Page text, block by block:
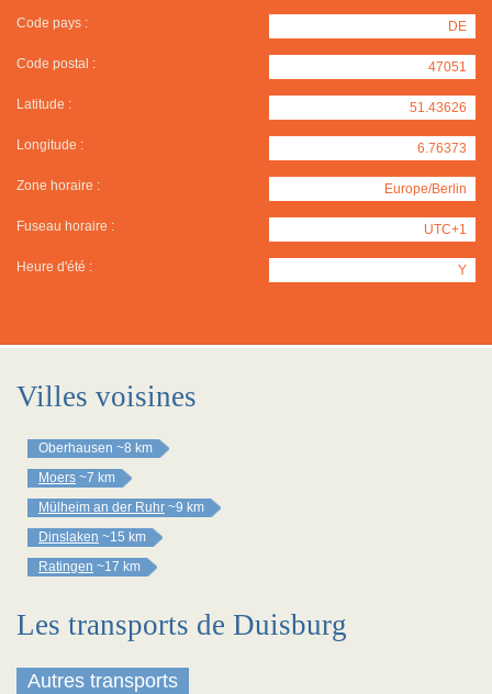
Code pays : DE
Code postal : 47051
Latitude : 51.43626
Longitude : 6.76373
Zone horaire : Europe/Berlin
Fuseau horaire : UTC+1
Heure d'été : Y
Villes voisines
Oberhausen ~8 km
Moers ~7 km
Mülheim an der Ruhr ~9 km
Dinslaken ~15 km
Ratingen ~17 km
Les transports de Duisburg
Autres transports